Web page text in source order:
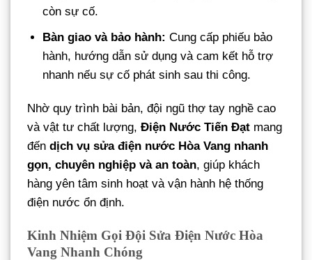
còn sự cố.
Bàn giao và bảo hành: Cung cấp phiếu bảo
hành, hướng dẫn sử dụng và cam kết hỗ trợ
nhanh nếu sự cố phát sinh sau thi công.
Nhờ quy trình bài bản, đội ngũ thợ tay nghề cao
và vật tư chất lượng, Điện Nước Tiến Đạt mang
đến dịch vụ sửa điện nước Hòa Vang nhanh
gọn, chuyên nghiệp và an toàn, giúp khách
hàng yên tâm sinh hoạt và vận hành hệ thống
điện nước ổn định.
Kinh Nhiệm Gọi Đội Sửa Điện Nước Hòa
Vang Nhanh Chóng